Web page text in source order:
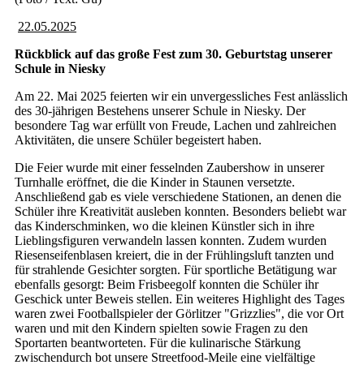
22.05.2025
Rückblick auf das große Fest zum 30. Geburtstag unserer
Schule in Niesky
Am 22. Mai 2025 feierten wir ein unvergessliches Fest anlässlich
des 30-jährigen Bestehens unserer Schule in Niesky. Der
besondere Tag war erfüllt von Freude, Lachen und zahlreichen
Aktivitäten, die unsere Schüler begeistert haben.
Die Feier wurde mit einer fesselnden Zaubershow in unserer
Turnhalle eröffnet, die die Kinder in Staunen versetzte.
Anschließend gab es viele verschiedene Stationen, an denen die
Schüler ihre Kreativität ausleben konnten. Besonders beliebt war
das Kinderschminken, wo die kleinen Künstler sich in ihre
Lieblingsfiguren verwandeln lassen konnten. Zudem wurden
Riesenseifenblasen kreiert, die in der Frühlingsluft tanzten und
für strahlende Gesichter sorgten. Für sportliche Betätigung war
ebenfalls gesorgt: Beim Frisbeegolf konnten die Schüler ihr
Geschick unter Beweis stellen. Ein weiteres Highlight des Tages
waren zwei Footballspieler der Görlitzer "Grizzlies", die vor Ort
waren und mit den Kindern spielten sowie Fragen zu den
Sportarten beantworteten. Für die kulinarische Stärkung
zwischendurch bot unsere Streetfood-Meile eine vielfältige